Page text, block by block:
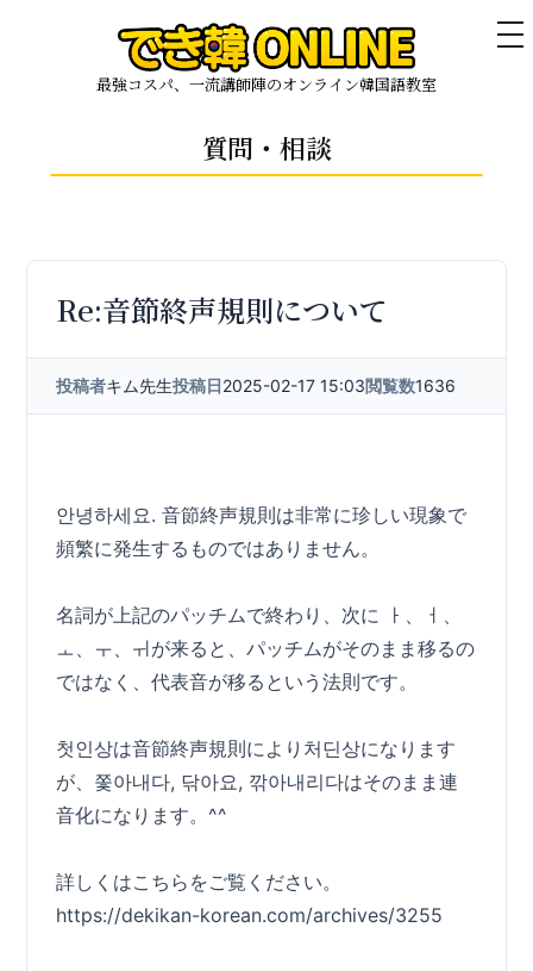
最強コスパ、一流講師陣のオンライン韓国語教室
メ
ニ
質問・相談
Re:音節終声規則について
投稿者キム先生投稿日2025-02-17 15:03閲覧数1636
안녕하세요. 音節終声規則は非常に珍しい現象で
頻繁に発生するものではありません。
名詞が上記のパッチムで終わり、次に ㅏ、ㅓ、
ㅗ、ㅜ、ㅟが来ると、パッチムがそのまま移るの
ではなく、代表音が移るという法則です。
첫인상は音節終声規則により처딘상になります
が、쫓아내다, 닦아요, 깎아내리다はそのまま連
音化になります。^^
詳しくはこちらをご覧ください。
https://dekikan-korean.com/archives/3255